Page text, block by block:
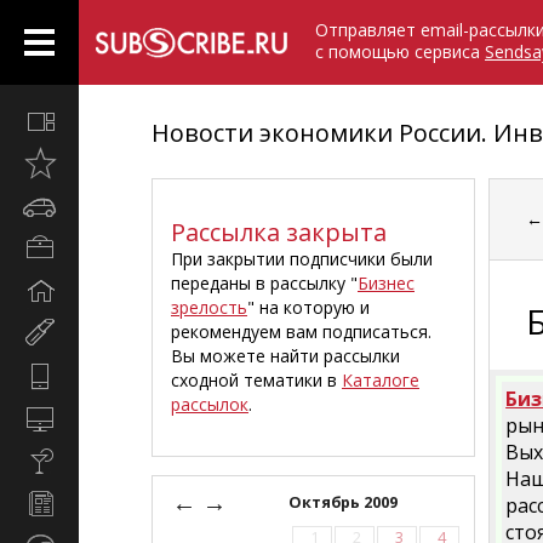
Отправляет email-рассылки
с помощью сервиса
недавно
Компьютеры
Культура,
Новости экономики России.
Рассылка закрыта
При закрытии подписчики были
переданы в рассылку "Бизнес
зрелость" на которую и
рекомендуем вам подписаться.
Вы можете найти рассылки
сходной тематики в Каталоге
рассылок.
← Октябрь 2009
→
1 2 3
4
←